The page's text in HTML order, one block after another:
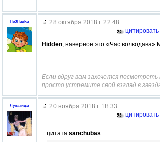
He3Hauka
28 октября 2018 г. 22:48
цитировать
Hidden, наверное это «Час волкодава»
–––
Если вдруг вам захочется
просто устремите свой взгляд в
Лунатица
20 ноября 2018 г. 18:33
цитировать
цитата sanchubas